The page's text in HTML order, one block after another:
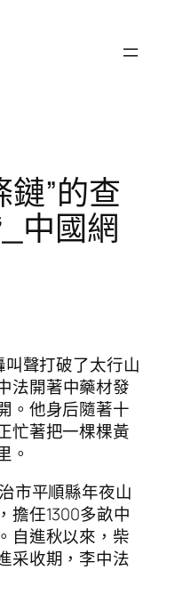
鏈”的查
中國網
叫聲打破了太行山
法開著中藥材發
。他身后隨著十
忙著把一棵棵黃
。
市平順縣年夜山
擔任1300多畝中
自進秋以來，柴
采收期，李中法